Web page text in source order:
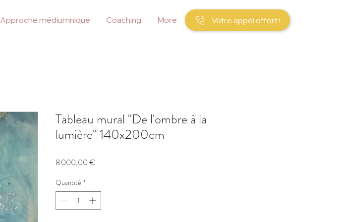
Approche médiumnique Coaching More Votre appel offert !
Tableau mural "De l'ombre à la
lumière" 140x200cm
8 000,00 €
Quantité *